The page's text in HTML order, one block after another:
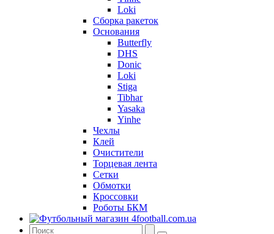
Loki
Сборка ракеток
Основания
Butterfly
DHS
Donic
Loki
Stiga
Tibhar
Yasaka
Yinhe
Чехлы
Клей
Очистители
Торцевая лента
Сетки
Обмотки
Кроссовки
Роботы БКМ